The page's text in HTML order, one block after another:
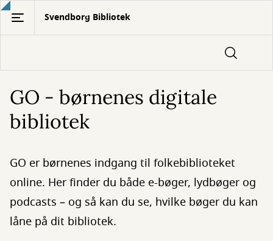
Gå
hovedindhold
Svendborg Bibliotek
GO - børnenes digitale
bibliotek
GO er børnenes indgang til folkebiblioteket
online. Her finder du både e-bøger, lydbøger og
podcasts – og så kan du se, hvilke bøger du kan
låne på dit bibliotek.